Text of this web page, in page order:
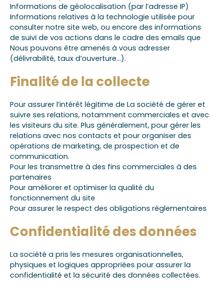
Informations de géolocalisation (par l’adresse IP)
Informations relatives à la technologie utilisée pour
consulter notre site web, ou encore des informations
de suivi de vos actions dans le cadre des emails que
Nous pouvons être amenés à vous adresser
(délivrabilité, taux d’ouverture…).
Finalité de la collecte
Pour assurer l’intérêt légitime de La société de gérer et
suivre ses relations, notamment commerciales et avec
les visiteurs du site. Plus généralement, pour gérer les
relations avec nos contacts et pour organiser des
opérations de marketing, de prospection et de
communication.
Pour les transmettre à des fins commerciales à des
partenaires
Pour améliorer et optimiser la qualité du
fonctionnement du site
Pour assurer le respect des obligations réglementaires
Confidentialité des données
La société a pris les mesures organisationnelles,
physiques et logiques appropriées pour assurer la
confidentialité et la sécurité des données collectées.